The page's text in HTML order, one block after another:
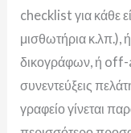
checklist για κάθε
μισθωτήρια κ.λπ.),
δικογράφων, ή
συνεντεύξεις
γραφείο γίνεται